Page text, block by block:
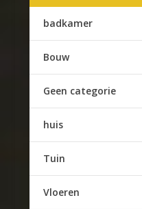
badkamer
Bouw
Geen categorie
huis
Tuin
Vloeren